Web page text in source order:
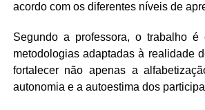
acordo com os diferentes níveis de
Segundo a professora, o trabalho é
metodologias adaptadas à realidade
fortalecer não apenas a
autonomia e a autoestima dos